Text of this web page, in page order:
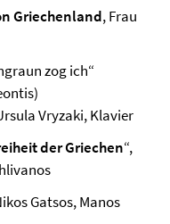
Griechenland, Frau
zog ich“
Vryzaki, Klavier
der Griechen“,
Gatsos, Manos